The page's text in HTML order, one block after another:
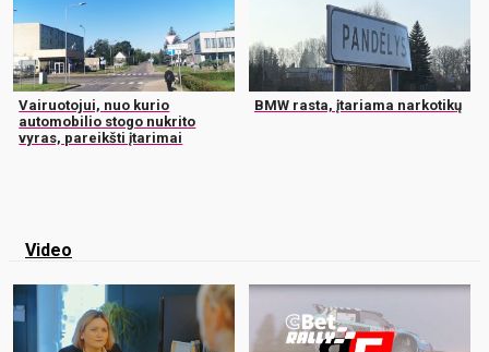
Vairuotojui, nuo kurio
automobilio stogo nukrito
vyras, pareikšti įtarimai
BMW rasta, įtariama narkotikų
Video